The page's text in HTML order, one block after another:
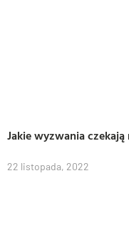
Jakie wyzwania
22 listopada, 2022